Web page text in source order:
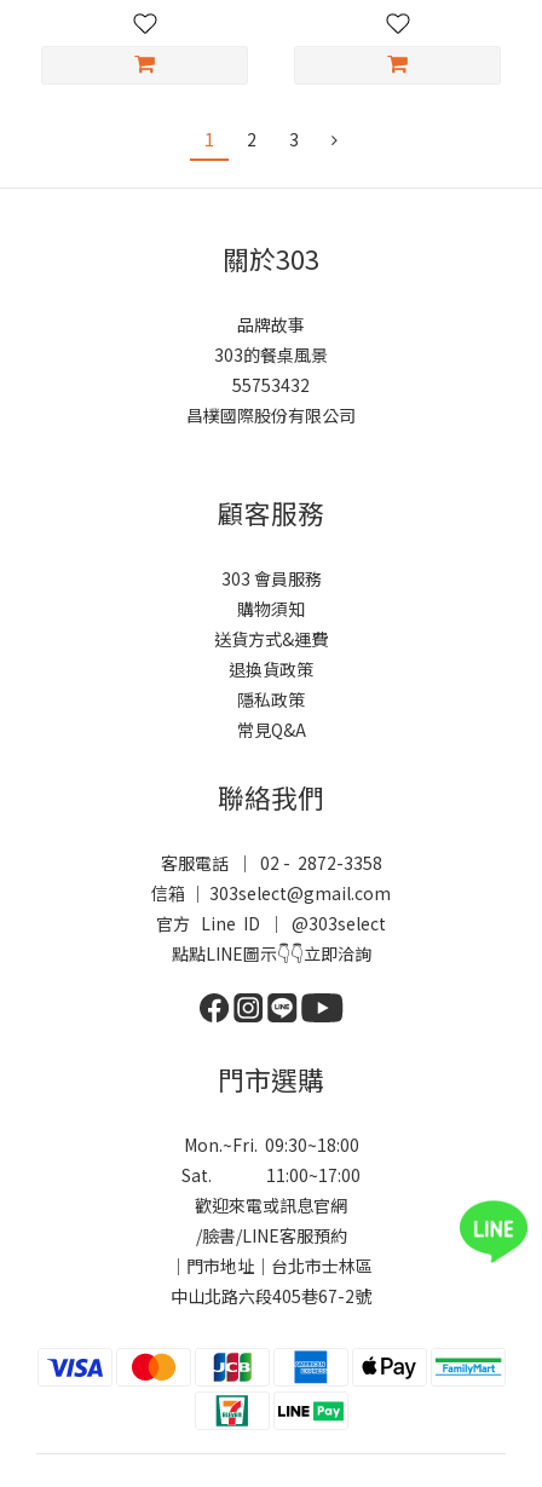
1 2 3
關於303
品牌故事
303的餐桌風景
55753432
昌樸國際股份有限公司
顧客服務
303 會員服務
購物須知
送貨方式&運費
退換貨政策
隱私政策
常見Q&A
聯絡我們
客服電話 ｜ 02 - 2872-3358
信箱 ｜ 303select@gmail.com
官方 Line ID ｜ @303select
點點LINE圖示👇👇立即洽詢
門市選購
Mon.~Fri. 09:30~18:00
Sat. 11:00~17:00
歡迎來電或訊息官網
/臉書/LINE客服預約
｜門市地址｜台北市士林區
中山北路六段405巷67-2號